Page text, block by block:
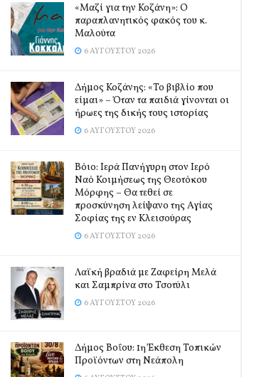
«Μαζί για την Κοζάνη»: Ο
παραπλανητικός φακός του κ.
Μαλούτα
6 ΑΥΓΟΎΣΤΟΥ 2026
Δήμος Κοζάνης: «Το βιβλίο που
είμαι» – Όταν τα παιδιά γίνονται οι
ήρωες της δικής τους ιστορίας
6 ΑΥΓΟΎΣΤΟΥ 2026
Βόιο: Ιερά Πανήγυρη στον Ιερό
Ναό Κοιμήσεως της Θεοτόκου
Μόρφης – Θα τεθεί σε
προσκύνηση λείψανο της Αγίας
Σοφίας της εν Κλεισούρας
6 ΑΥΓΟΎΣΤΟΥ 2026
Λαϊκή βραδιά με Ζαφείρη Μελά
και Σαμπρίνα στο Τσοτύλι
6 ΑΥΓΟΎΣΤΟΥ 2026
Δήμος Βοΐου: 1η Έκθεση Τοπικών
Προϊόντων στη Νεάπολη